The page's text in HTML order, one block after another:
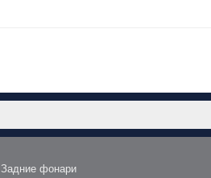
Задние фонари